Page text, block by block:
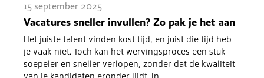
15 september 2025
Vacatures sneller invullen? Zo pak je het aan
Het juiste talent vinden kost tijd, en juist die tijd heb
je vaak niet. Toch kan het wervingsproces een stuk
soepeler en sneller verlopen, zonder dat de kwaliteit